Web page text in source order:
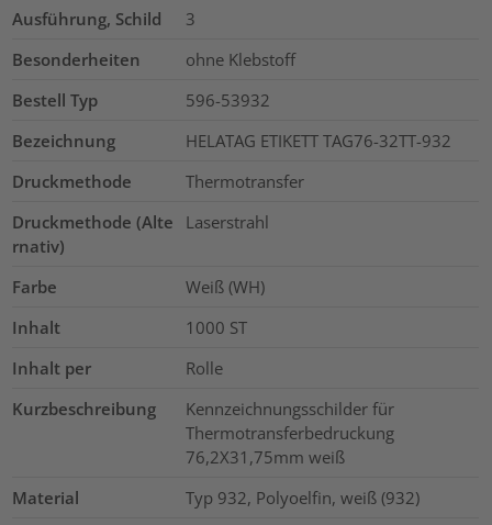
Ausführung, Schild
3
Besonderheiten
ohne Klebstoff
Bestell Typ
596-53932
Bezeichnung
HELATAG ETIKETT TAG76-32TT-932
Druckmethode
Thermotransfer
Druckmethode (Alte
rnativ)
Laserstrahl
Farbe
Weiß (WH)
Inhalt
1000 ST
Inhalt per
Rolle
Kurzbeschreibung
Kennzeichnungsschilder für
Thermotransferbedruckung
76,2X31,75mm weiß
Material
Typ 932, Polyoelfin, weiß (932)